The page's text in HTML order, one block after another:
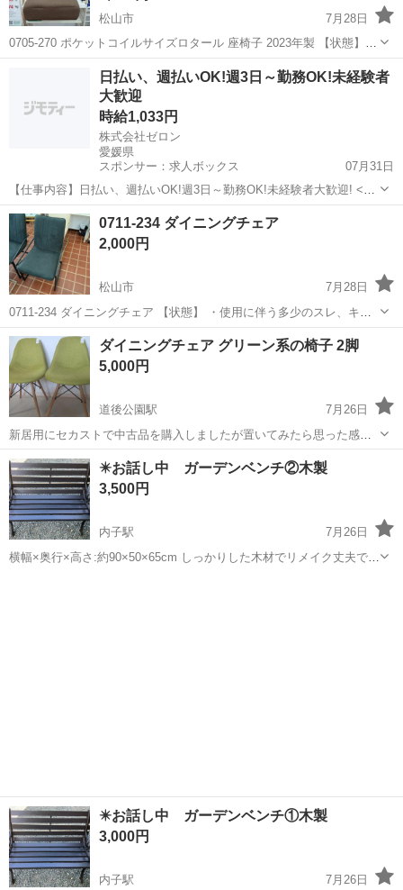
松山市
7月28日
0705-270 ポケットコイルサイズロタール 座椅子 2023年製 【状態】
・使用に伴う多少のスレ、キズ、落としきれない汚れなどございます
・詳細は現地でご確認ください ・お値引きは出来かねますのでご了
松山市 椅子 現地
日払い、週払いOK!週3日～勤務OK!未経験者
大歓迎
時給1,033円
株式会社ゼロン
愛媛県
スポンサー：求人ボックス
07月31日
【仕事内容】日払い、週払いOK!週3日～勤務OK!未経験者大歓迎! <給
与> 時給1033円 <勤務地> 愛媛県 東温市 <最寄駅>梅本駅 スグ働きた
い!めんどくさいのイヤ!/ < そこのアナタ必見です(」 ロ )」!! > 履歴...
アルバイト・パート
0711-234 ダイニングチェア
2,000円
松山市
7月28日
0711-234 ダイニングチェア 【状態】 ・使用に伴う多少のスレ、キ
ズ、落としきれない汚れなどございます ・詳細は現地でご確認くださ
い ・お値引きは出来かねますのでご了承願います ※中古品のため、状
態に...
愛媛 松山市 椅子
ダイニングチェア グリーン系の椅子 2脚
5,000円
道後公園駅
7月26日
新居用にセカストで中古品を購入しましたが置いてみたら思った感じ
じゃなかったので出品します。 カラーは黄緑です。 写真で見るよりも
う少し鮮やかな色です。 写真3枚目〜5枚目のように多少の汚れありま
す。
愛媛 松山市 道後公園駅 椅子 グリーン
✴️お話し中 ガーデンベンチ②木製
3,500円
内子駅
7月26日
横幅×奥行×高さ:約90×50×65cm しっかりした木材でリメイク丈夫です
✴️お話し中 ガーデンベンチ①木製
3,000円
内子駅
7月26日